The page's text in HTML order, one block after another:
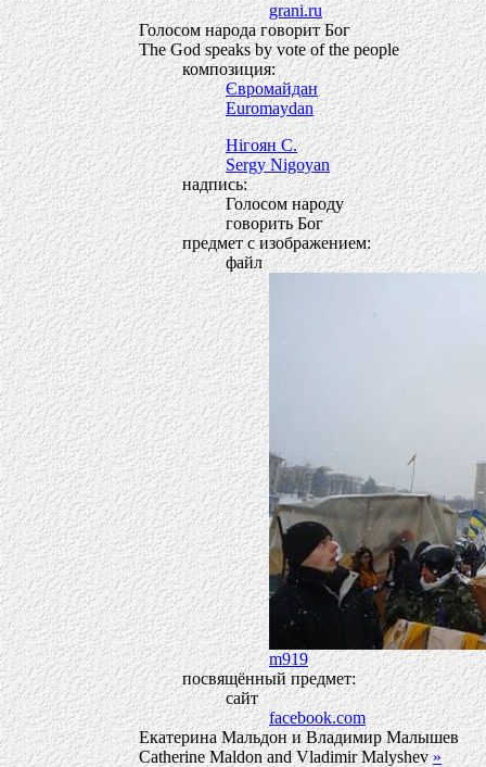
grani.ru
Голосом народа говорит Бог
The God speaks by vote of the people
композиция:
Євромайдан
Euromaydan
Нігоян С.
Sergy Nigoyan
надпись:
Голосом народу
говорить Бог
предмет с изображением:
файл
m919
посвящённый предмет:
сайт
facebook.com
Екатерина Мальдон и Владимир Малышев
Catherine Maldon and Vladimir Malyshev»